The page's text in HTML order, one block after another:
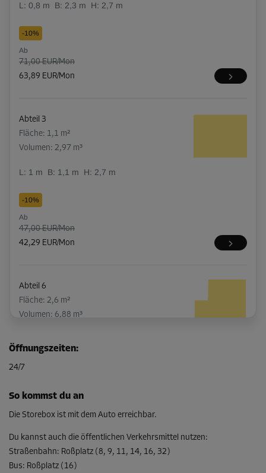
L: 0,8 m B: 2,3 m H: 2,7 m
-10%
Ab
71,00 EUR/Mon
63,89 EUR/Mon
Abteil 3
Fläche: 1,1 m²
Volumen: 2,97 m³
L: 1 m B: 1,1 m H: 2,7 m
-10%
Ab
47,00 EUR/Mon
42,29 EUR/Mon
Abteil 6
Fläche: 2,6 m²
Volumen: 6,88 m³
-15%
93,00 EUR/Mon
79,04 EUR/Mon
Abteil 15
Fläche: 1,2 m²
Öffnungszeiten:
24/7
So kommst du an
Die Storebox ist mit dem Auto erreichbar.
Du kannst auch die öffentlichen Verkehrsmittel nutzen:
Straßenbahn: Roßplatz (8, 9, 11, 14, 16, 32)
Bus: Roßplatz (16)